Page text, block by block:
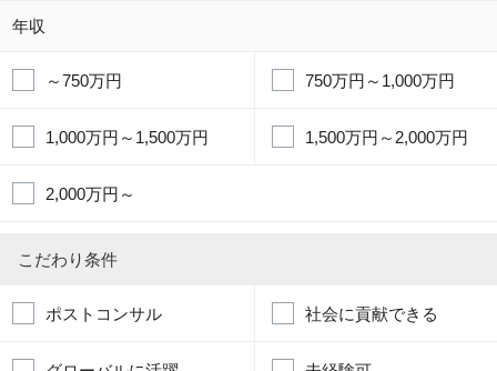
年収
～750万円 750万円～1,000万円
1,000万円～1,500万円 1,500万円～2,000万円
2,000万円～
こだわり条件
ポストコンサル 社会に貢献できる